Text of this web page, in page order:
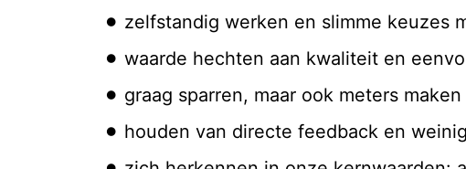
zelfstandig werken en slimme keuzes
waarde hechten aan kwaliteit en
graag sparren, maar ook meters maken
houden van directe feedback en